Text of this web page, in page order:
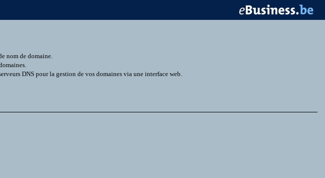
nom de domaine.
DNS pour la gestion de vos domaines via une interface web.